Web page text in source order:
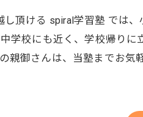
頂ける spiral学習塾 では
学校にも近く、学校帰り
親御さんは、当塾までお気